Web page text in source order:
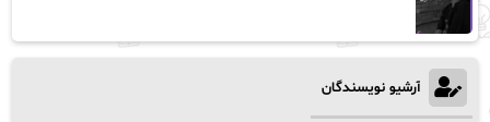
آرشیو نویسندگان